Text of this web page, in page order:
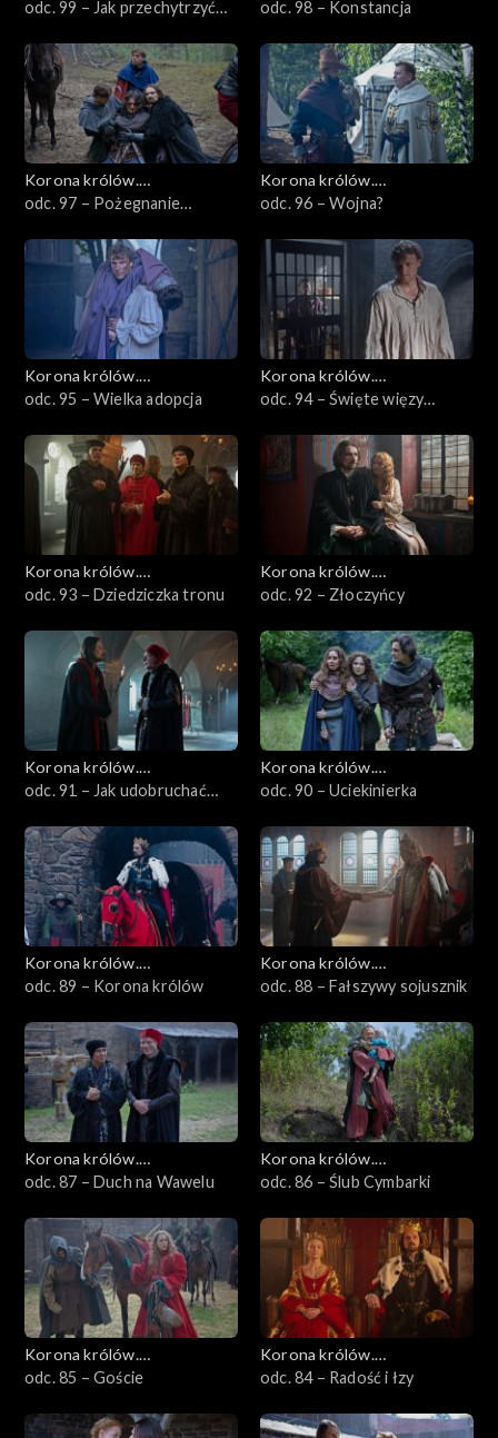
Jagiellonowie
odc. 99 – Jak przechytrzyć
Jagiellonowie
odc. 98 – Konstancja
Korona królów.
Jagiellonowie
odc. 97 – Pożegnanie
Korona królów.
Jagiellonowie
odc. 96 – Wojna?
Korona królów.
Jagiellonowie
odc. 95 – Wielka adopcja
Korona królów.
Jagiellonowie
odc. 94 – Święte więzy
Korona królów.
Jagiellonowie
odc. 93 – Dziedziczka tronu
Korona królów.
Jagiellonowie
odc. 92 – Złoczyńcy
Korona królów.
Jagiellonowie
odc. 91 – Jak udobruchać
Korona królów.
Jagiellonowie
odc. 90 – Uciekinierka
Korona królów.
Jagiellonowie
odc. 89 – Korona królów
Korona królów.
Jagiellonowie
odc. 88 – Fałszywy sojusznik
Korona królów.
Jagiellonowie
odc. 87 – Duch na Wawelu
Korona królów.
Jagiellonowie
odc. 86 – Ślub Cymbarki
Korona królów.
Jagiellonowie
odc. 85 – Goście
Korona królów.
Jagiellonowie
odc. 84 – Radość i łzy